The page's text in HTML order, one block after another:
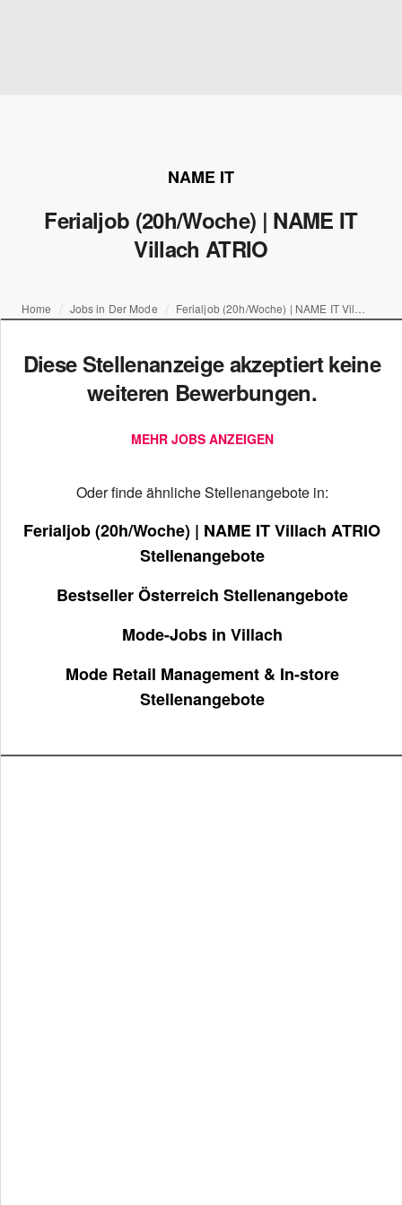
NAME IT
Ferialjob (20h/Woche) | NAME IT
Villach ATRIO
Home Jobs in Der Mode
Diese Stellenanzeige akzeptiert keine
weiteren Bewerbungen.
MEHR JOBS ANZEIGEN
Oder finde ähnliche Stellenangebote in:
Ferialjob (20h/Woche) | NAME IT Villach ATRIO
Stellenangebote
Bestseller Österreich Stellenangebote
Mode-Jobs in Villach
Mode Retail Management & In-store
Stellenangebote